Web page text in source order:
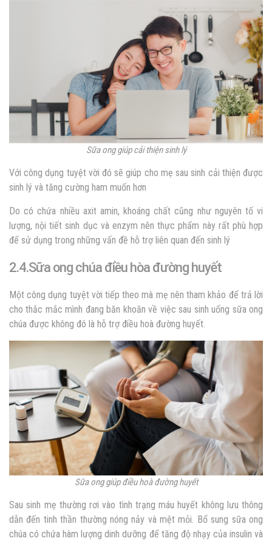
Sữa ong giúp cải thiện sinh lý
Với công dụng tuyệt vời đó sẽ giúp cho mẹ sau sinh cải thiện được
sinh lý và tăng cường ham muốn hơn
Do có chứa nhiều axit amin, khoáng chất cũng như nguyên tố vi
lượng, nội tiết sinh dục và enzym nên thực phẩm này rất phù hợp
để sử dụng trong những vấn đề hỗ trợ liên quan đến sinh lý
2.4.Sữa ong chúa điều hòa đường huyết
Một công dụng tuyệt vời tiếp theo mà mẹ nên tham khảo để trả lời
cho thắc mắc mình đang băn khoăn về việc sau sinh uống sữa ong
chúa được không đó là hỗ trợ điều hoà đường huyết.
Sữa ong giúp điều hoà đường huyết
Sau sinh mẹ thường rơi vào tình trạng máu huyết không lưu thông
dẫn đến tinh thần thường nóng nảy và mệt mỏi. Bổ sung sữa ong
chúa có chứa hàm lượng dinh dưỡng để tăng độ nhạy của insulin và